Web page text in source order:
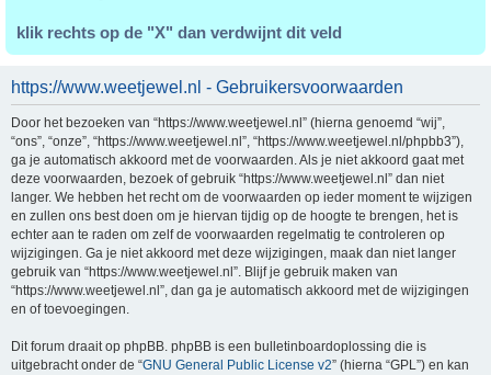
klik rechts op de "X" dan verdwijnt dit veld
https://www.weetjewel.nl - Gebruikersvoorwaarden
Door het bezoeken van “https://www.weetjewel.nl” (hierna genoemd “wij”,
“ons”, “onze”, “https://www.weetjewel.nl”, “https://www.weetjewel.nl/phpbb3”),
ga je automatisch akkoord met de voorwaarden. Als je niet akkoord gaat met
deze voorwaarden, bezoek of gebruik “https://www.weetjewel.nl” dan niet
langer. We hebben het recht om de voorwaarden op ieder moment te wijzigen
en zullen ons best doen om je hiervan tijdig op de hoogte te brengen, het is
echter aan te raden om zelf de voorwaarden regelmatig te controleren op
wijzigingen. Ga je niet akkoord met deze wijzigingen, maak dan niet langer
gebruik van “https://www.weetjewel.nl”. Blijf je gebruik maken van
“https://www.weetjewel.nl”, dan ga je automatisch akkoord met de wijzigingen
en of toevoegingen.
Dit forum draait op phpBB. phpBB is een bulletinboardoplossing die is
uitgebracht onder de “GNU General Public License v2” (hierna “GPL”) en kan